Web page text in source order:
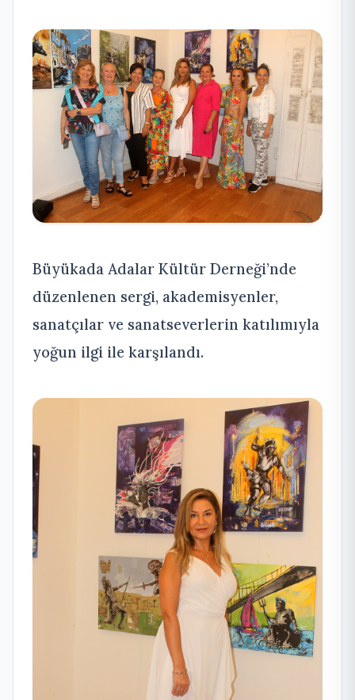
Büyükada Adalar Kültür Derneği’nde
düzenlenen sergi, akademisyenler,
sanatçılar ve sanatseverlerin katılımıyla
yoğun ilgi ile karşılandı.